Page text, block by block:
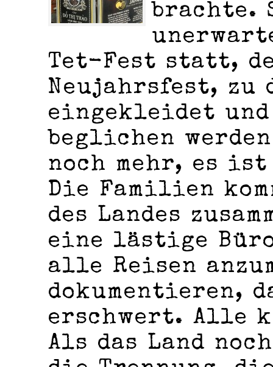
brachte.
Tet-Fest statt,
Neujahrsfest, zu
eingekleidet
beglichen
noch mehr, es
Die Familien
des Landes
eine lästige
alle Reisen
dokumentieren,
erschwert. Alle
Als das Land